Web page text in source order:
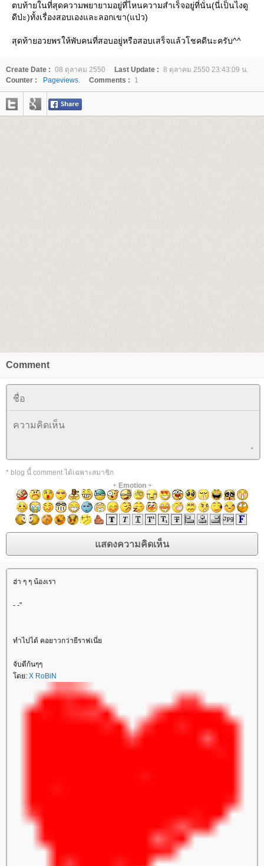
ตบท้ายในที่สุดความพยายามอยู่ที่ไหนความสำเร็จอยู่ที่นั่น(นี่เป็นไงดู
ดีป่ะ)ทั้งเรื่องสอบเองและลอกเขา(แป่ว)
สุดท้ายอวยพรให้พับคนที่สอบอยู่หรือสอบเสร็จแล้วโชคดีนะครับ^^
Create Date : 08 ตุลาคม 2550 Last Update : 8 ตุลาคม 2550 23:43:09 น.
Counter :
Pageviews. Comments : 1
Comment
* blog นี้ comment ได้เฉพาะสมาชิก
+ Emotion+
ฮ่า ๆ ๆ น้องเรา
- -"
ทำไปได้ คอยาวกว่ายีราฟเนี่
จับตีก้นๆๆ
ดย: X RoBiN